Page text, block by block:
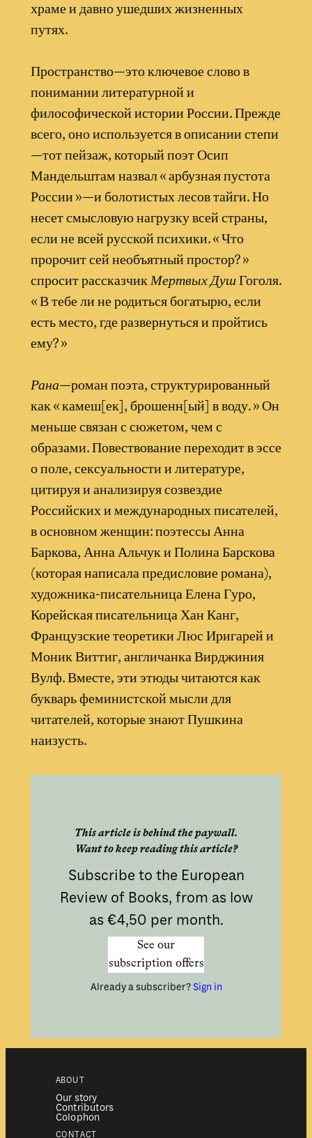
храме и давно ушедших жизненных
путях.
Пространство—это ключевое слово в
понимании литературной и
философической истории России. Прежде
всего, оно используется в описании степи
—тот пейзаж, который поэт Осип
Мандельштам назвал « арбузная пустота
России »—и болотистых лесов тайги. Но
несет смысловую нагрузку всей страны,
если не всей русской психики. « Что
пророчит сей необъятный простор? »
спросит рассказчик Мертвых Душ Гоголя.
« В тебе ли не родиться богатырю, если
есть место, где развернуться и пройтись
ему? »
Рана—роман поэта, структурированный
как « камеш[ек], брошенн[ый] в воду. » Он
меньше связан с сюжетом, чем с
образами. Повествование переходит в эссе
о поле, сексуальности и литературе,
цитируя и анализируя созвездие
Российских и международных писателей,
в основном женщин: поэтессы Анна
Баркова, Анна Альчук и Полина Барскова
(которая написала предисловие романа),
художника-писательница Елена Гуро,
Корейская писательница Хан Канг,
Французские теоретики Люс Иригарей и
Моник Виттиг, англичанка Вирджиния
Вулф. Вместе, эти этюды читаются как
букварь феминистской мысли для
читателей, которые знают Пушкина
наизусть.
This article is behind the paywall.
Want to keep reading this article?
Subscribe to the European
Review of Books, from as low
as €4,50 per month.
See our
subscription offers
Already a subscriber? Sign in
ABOUT
Our story
Contributors
Colophon
CONTACT